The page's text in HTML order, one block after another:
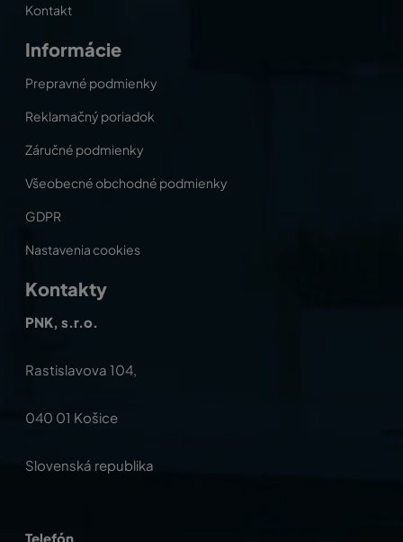
Kontakt
Informácie
Prepravné podmienky
Reklamačný poriadok
Záručné podmienky
Všeobecné obchodné podmienky
GDPR
Nastavenia cookies
Kontakty
PNK, s.r.o.
Rastislavova 104,
040 01 Košice
Slovenská republika
Telefón